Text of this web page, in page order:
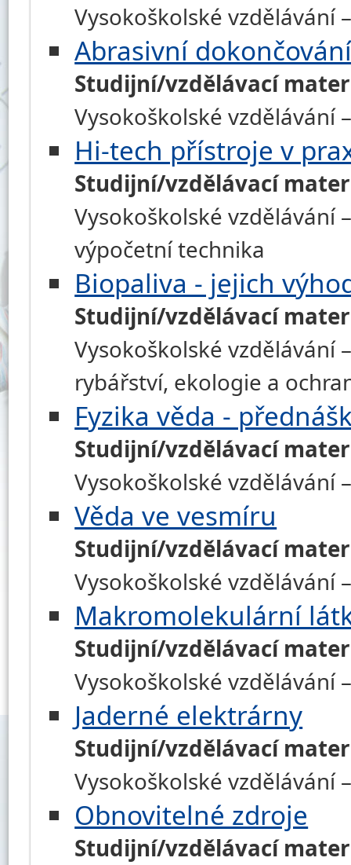
Vysokoškolské vzdělávání
Abrasivní
Studijní/vzdělávací
Vysokoškolské vzdělávání
Hi-tech přístroje v
Studijní/vzdělávací
Vysokoškolské
výpočetní technika
Biopaliva - jejich
Studijní/vzdělávací
Vysokoškolské vzdělávání
rybářství, ekologie a
Fyzika věda -
Studijní/vzdělávací
Vysokoškolské vzdělávání
Věda ve vesmíru
Studijní/vzdělávací
Vysokoškolské vzdělávání
Makromolekulární
Studijní/vzdělávací
Vysokoškolské vzdělávání
Jaderné elektrárny
Studijní/vzdělávací
Vysokoškolské vzdělávání
Obnovitelné zdroje
Studijní/vzdělávací